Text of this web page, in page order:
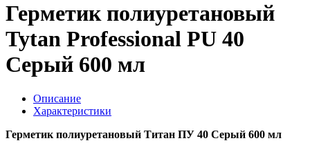
Герметик полиуретановый
Tytan Professional PU 40
Серый 600 мл
Описание
Характеристики
Герметик полиуретановый Титан ПУ 40 Серый 600 мл